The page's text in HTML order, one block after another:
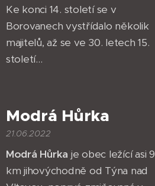
Ke konci 14. století se v
Borovanech vystřídalo několik
majitelů, až se ve 30. letech 15.
století...
Modrá Hůrka
21.06.2022
Modrá Hůrka je obec ležící asi 9
km jihovýchodně od Týna nad